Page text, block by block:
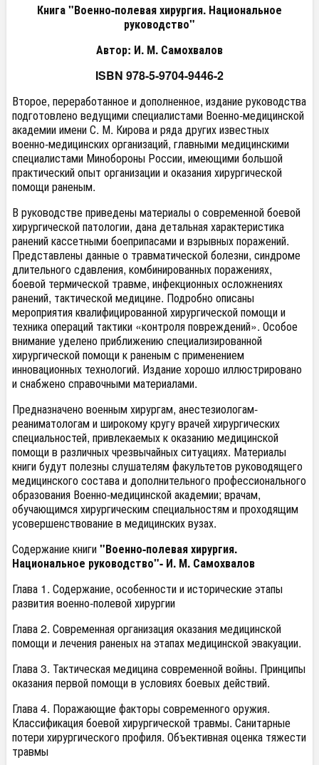
Книга "Военно-полевая хирургия. Национальное
руководство"
Автор: И. М. Самохвалов
ISBN 978-5-9704-9446-2
Второе, переработанное и дополненное, издание руководства
подготовлено ведущими специалистами Военно-медицинской
академии имени С. М. Кирова и ряда других известных
военно-медицинских организаций, главными медицинскими
специалистами Минобороны России, имеющими большой
практический опыт организации и оказания хирургической
помощи раненым.
В руководстве приведены материалы о современной боевой
хирургической патологии, дана детальная характеристика
ранений кассетными боеприпасами и взрывных поражений.
Представлены данные о травматической болезни, синдроме
длительного сдавления, комбинированных поражениях,
боевой термической травме, инфекционных осложнениях
ранений, тактической медицине. Подробно описаны
мероприятия квалифицированной хирургической помощи и
техника операций тактики «контроля повреждений». Особое
внимание уделено приближению специализированной
хирургической помощи к раненым с применением
инновационных технологий. Издание хорошо иллюстрировано
и снабжено справочными материалами.
Предназначено военным хирургам, анестезиологам-
реаниматологам и широкому кругу врачей хирургических
специальностей, привлекаемых к оказанию медицинской
помощи в различных чрезвычайных ситуациях. Материалы
книги будут полезны слушателям факультетов руководящего
медицинского состава и дополнительного профессионального
образования Военно-медицинской академии; врачам,
обучающимся хирургическим специальностям и проходящим
усовершенствование в медицинских вузах.
Содержание книги"Военно-полевая хирургия.
Национальное руководство"- И. М. Самохвалов
Глава 1. Содержание, особенности и исторические этапы
развития военно-полевой хирургии
Глава 2. Современная организация оказания медицинской
помощи и лечения раненых на этапах медицинской эвакуации.
Глава 3. Тактическая медицина современной войны. Принципы
оказания первой помощи в условиях боевых действий.
Глава 4. Поражающие факторы современного оружия.
Классификация боевой хирургической травмы. Санитарные
потери хирургического профиля. Объективная оценка тяжести
травмы